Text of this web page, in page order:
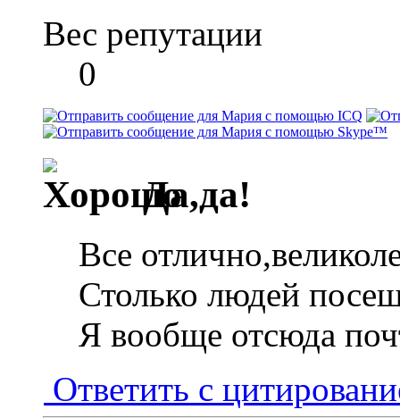
Вес репутации
0
Да,да!
Все
Столько людей
Я вообще отсюда
Ответить с